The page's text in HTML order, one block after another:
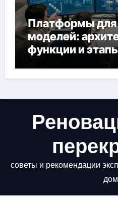
Платформы для
моделей:
функции и
советы и рекомендации